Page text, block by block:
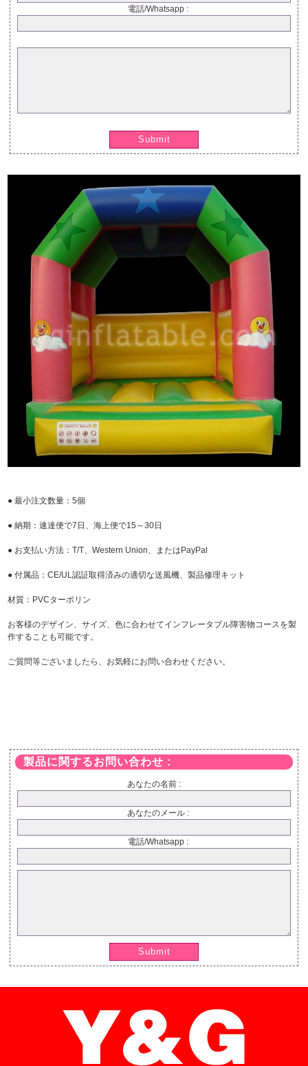
電話/Whatsapp :
Submit
● 最小注文数量：5個
● 納期：速達便で7日、海上便で15～30日
● お支払い方法：T/T、Western Union、またはPayPal
● 付属品：CE/UL認証取得済みの適切な送風機、製品修理キット
材質：PVCターポリン
お客様のデザイン、サイズ、色に合わせてインフレータブル障害物コースを製
作することも可能です。
ご質問等ございましたら、お気軽にお問い合わせください。
製品に関するお問い合わせ :
あなたの名前 :
あなたのメール :
電話/Whatsapp :
Submit